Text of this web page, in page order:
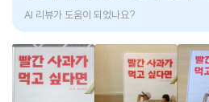
그런데, 방 안에서 할머니의 목소리가 들려
지호는 벌써 저 만큼 달려가고 있는데 말이
지구는 빨간 사과를 먹을 수 있을까요?
AI 리뷰가 도움이 되었나요?